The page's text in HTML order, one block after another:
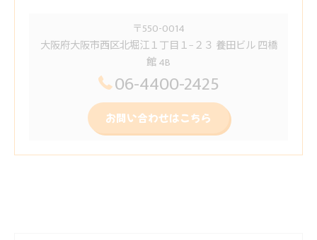
〒550-0014
大阪府大阪市西区北堀江１丁目１−２３ 養田ビル 四橋
館 4B
06-4400-2425
お問い合わせはこちら